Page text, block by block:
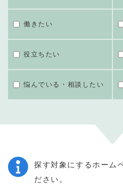
働きたい
役立ちたい
悩んでいる・相談したい
探す対象にするホーム
ださい。